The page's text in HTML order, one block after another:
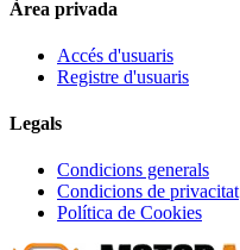
Àrea privada
Accés d'usuaris
Registre d'usuaris
Legals
Condicions generals
Condicions de privacitat
Política de Cookies